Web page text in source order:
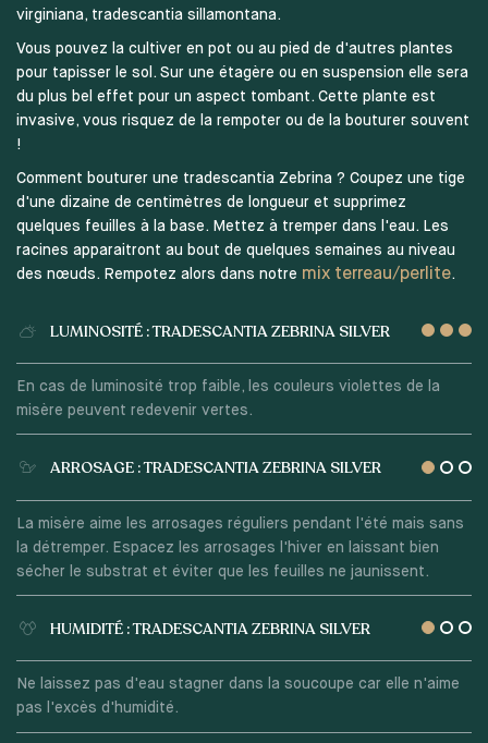
virginiana, tradescantia sillamontana.
Vous pouvez la cultiver en pot ou au pied de d'autres plantes
pour tapisser le sol. Sur une étagère ou en suspension elle sera
du plus bel effet pour un aspect tombant. Cette plante est
invasive, vous risquez de la rempoter ou de la bouturer souvent
!
Comment bouturer une tradescantia Zebrina ? Coupez une tige
d'une dizaine de centimètres de longueur et supprimez
quelques feuilles à la base. Mettez à tremper dans l'eau. Les
racines apparaitront au bout de quelques semaines au niveau
des nœuds. Rempotez alors dans notre mix terreau/perlite.
LUMINOSITÉ : TRADESCANTIA ZEBRINA SILVER
En cas de luminosité trop faible, les couleurs violettes de la
misère peuvent redevenir vertes.
ARROSAGE : TRADESCANTIA ZEBRINA SILVER
La misère aime les arrosages réguliers pendant l'été mais sans
la détremper. Espacez les arrosages l'hiver en laissant bien
sécher le substrat et éviter que les feuilles ne jaunissent.
HUMIDITÉ : TRADESCANTIA ZEBRINA SILVER
Ne laissez pas d'eau stagner dans la soucoupe car elle n'aime
pas l'excès d'humidité.